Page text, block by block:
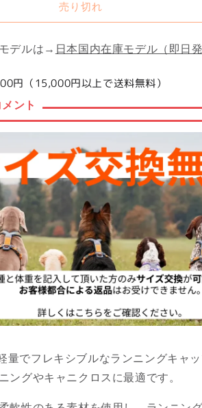
売り切れ
デルは→ 日本国内在庫モデル（即日発
円（15,000円以上で送料無料）
ント
量でフレキシブルなランニングキャ
ングやキャニクロスに最適です。